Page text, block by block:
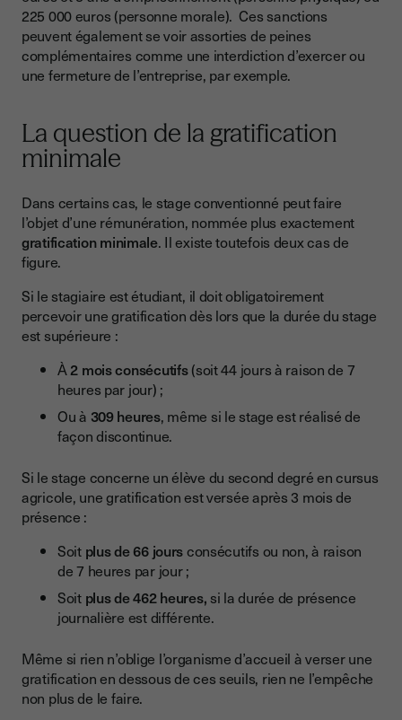
225 000 euros (personne morale). Ces sanctions
peuvent également se voir assorties de peines
complémentaires comme une interdiction d’exercer ou
une fermeture de l’entreprise, par exemple.
La question de la gratification
minimale
Dans certains cas, le stage conventionné peut faire
l’objet d’une rémunération, nommée plus exactement
gratification minimale. Il existe toutefois deux cas de
figure.
Si le stagiaire est étudiant, il doit obligatoirement
percevoir une gratification dès lors que la durée du stage
est supérieure :
À2 mois consécutifs(soit 44 jours à raison de 7
heures par jour) ;
Ou à 309 heures, même si le stage est réalisé de
façon discontinue.
Si le stage concerne un élève du second degré en cursus
agricole, une gratification est versée après 3 mois de
présence :
Soit plus de 66 joursconsécutifs ou non, à raison
de 7 heures par jour ;
Soit plus de 462 heures, si la durée de présence
journalière est différente.
Même si rien n’oblige l’organisme d’accueil à verser une
gratification en dessous de ces seuils, rien ne l’empêche
non plus de le faire.